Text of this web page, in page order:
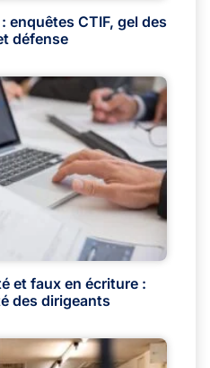
enquêtes CTIF, gel des
défense
et faux en écriture :
des dirigeants